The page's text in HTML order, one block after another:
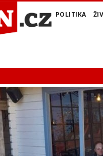
POLITIKA